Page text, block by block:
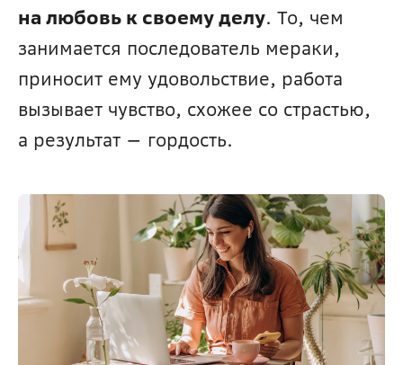
на любовь к своему делу. То, чем
занимается последователь мераки,
приносит ему удовольствие, работа
вызывает чувство, схожее со страстью,
а результат — гордость.